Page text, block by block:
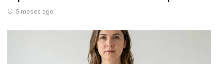
5 meses ago